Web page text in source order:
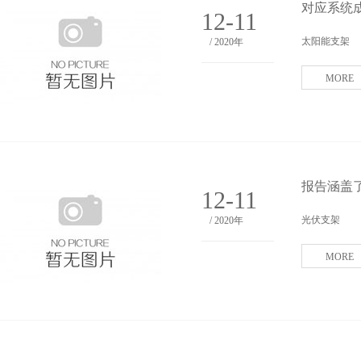
12-11
/ 2020年
对应系统
太阳能支架
MORE
12-11
/ 2020年
报告涵盖
光伏支架
MORE